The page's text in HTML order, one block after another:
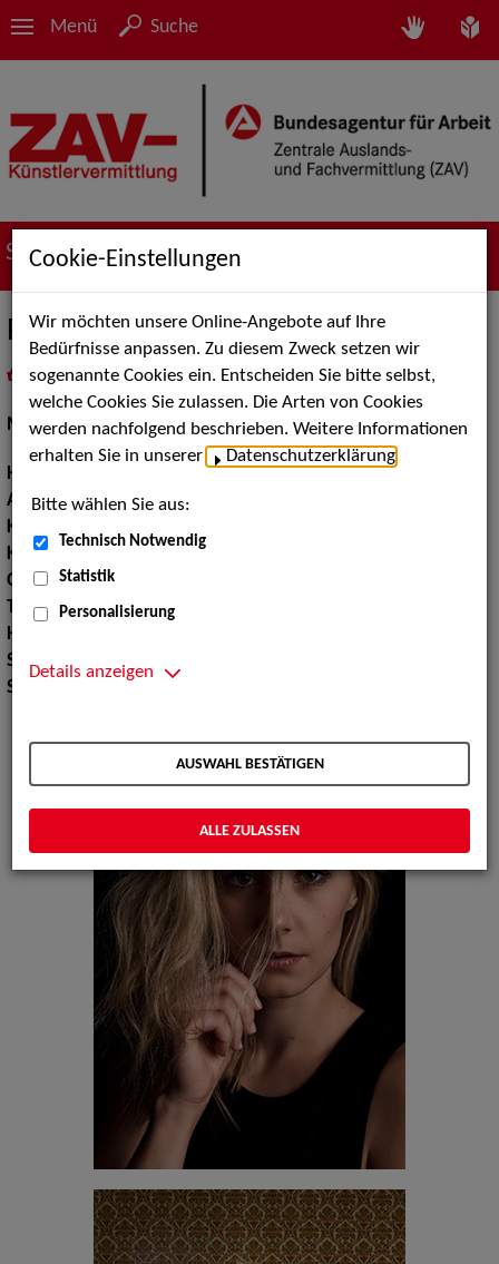
Menü Suche
Suche nach Künstler*innen
Patricia P.
als PDF speichern
inMeine Merklistelegen
Models / Werbung:Fotomodell
Haarfarbe:
Augenfarbe:grün, grüngrau
Körpergröße:
Konfektionsgröße:
Oberweite:90
Taille:
64
Hüfte:
Schuhgröße:
38 39
Specials:
Cookie-Einstellungen
Wir möchten unsere Online-Angebote auf Ihre
Bedürfnisse anpassen. Zu diesem Zweck setzen wir
sogenannte Cookies ein. Entscheiden Sie bitte selbst,
welche Cookies Sie zulassen. Die Arten von Cookies
werden nachfolgend beschrieben. Weitere Informationen
erhalten Sie in unserer
Datenschutzerklärung
Bitte wählen Sie aus:
Technisch Notwendig
Statistik
Personalisierung
Details anzeigen
AUSWAHL BESTÄTIGEN
ALLE ZULASSEN